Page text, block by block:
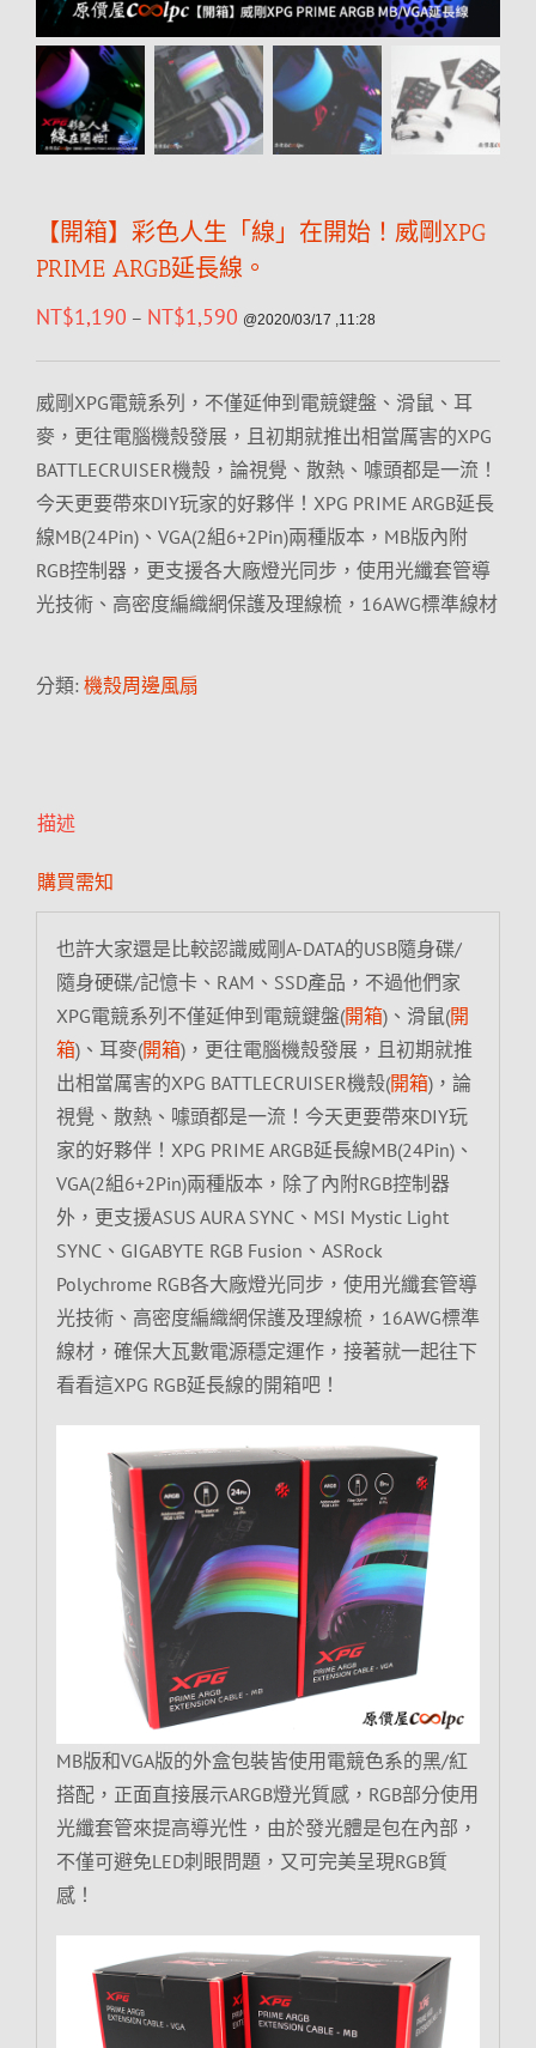
【開箱】彩色人生「線」在開始！威剛XPG
PRIME ARGB延長線。
NT$1,190 – NT$1,590 @2020/03/17 ,11:28
威剛XPG電競系列，不僅延伸到電競鍵盤、滑鼠、耳
麥，更往電腦機殼發展，且初期就推出相當厲害的XPG
BATTLECRUISER機殼，論視覺、散熱、噱頭都是一流！
今天更要帶來DIY玩家的好夥伴！XPG PRIME ARGB延長
線MB(24Pin)、VGA(2組6+2Pin)兩種版本，MB版內附
RGB控制器，更支援各大廠燈光同步，使用光纖套管導
光技術、高密度編織網保護及理線梳，16AWG標準線材
分類: 機殼周邊風扇
描述
購買需知
也許大家還是比較認識威剛A-DATA的USB隨身碟/
隨身硬碟/記憶卡、RAM、SSD產品，不過他們家
XPG電競系列不僅延伸到電競鍵盤(開箱)、滑鼠(開
箱)、耳麥(開箱)，更往電腦機殼發展，且初期就推
出相當厲害的XPG BATTLECRUISER機殼(開箱)，論
視覺、散熱、噱頭都是一流！今天更要帶來DIY玩
家的好夥伴！XPG PRIME ARGB延長線MB(24Pin)、
VGA(2組6+2Pin)兩種版本，除了內附RGB控制器
外，更支援ASUS AURA SYNC、MSI Mystic Light
SYNC、GIGABYTE RGB Fusion、ASRock
Polychrome RGB各大廠燈光同步，使用光纖套管導
光技術、高密度編織網保護及理線梳，16AWG標準
線材，確保大瓦數電源穩定運作，接著就一起往下
看看這XPG RGB延長線的開箱吧！
MB版和VGA版的外盒包裝皆使用電競色系的黑/紅
搭配，正面直接展示ARGB燈光質感，RGB部分使用
光纖套管來提高導光性，由於發光體是包在內部，
不僅可避免LED刺眼問題，又可完美呈現RGB質
感！